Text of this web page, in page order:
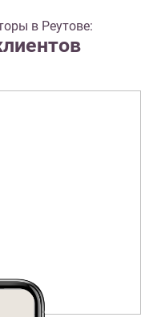
в Реутове: